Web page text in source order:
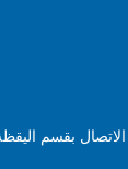
بقسم اليقظة